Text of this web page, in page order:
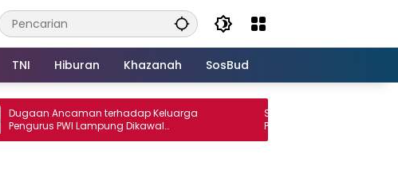
TNI Hiburan Khazanah SosBud
Ancaman terhadap Keluarga
PWI Lampung Dikawal
dan Jurnalis
Santri Alkarim Rasyid Borong
PENTAS PAI 2026